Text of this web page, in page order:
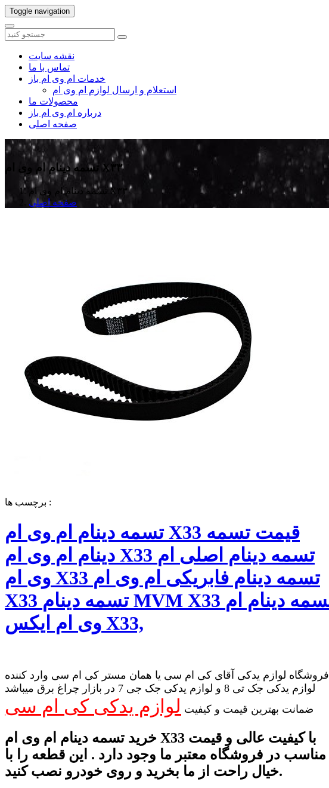
Toggle navigation
نقشه سایت
تماس با ما
خدمات ام وی ام باز
استعلام و ارسال لوازم ام وی ام
محصولات ما
درباره ام وی ام باز
صفحه اصلی
تسمه دینام ام وی ام X۳۳
تسمه دینام ام وی ام X۳۳
صفحه اصلی
برچسب ها :
تسمه دینام ام وی ام X33 قیمت تسمه
دینام ام وی ام X33 تسمه دینام اصلی ام
وی ام X33 تسمه دینام فابریکی ام وی ام
X33 تسمه دینام MVM X33 تسمه دینام ام
وی ام ایکس X33,
فروشگاه لوازم یدکی آقای کی ام سی یا همان مستر کی ام سی وارد کننده
لوازم یدکی جک تی 8 و لوازم یدکی جک جی 7 در بازار چراغ برق میباشد
ضمانت بهترین قیمت و کیفیت لوازم یدکی کی ام سی
خرید تسمه دینام ام وی ام X33 با کیفیت عالی و قیمت
مناسب در فروشگاه معتبر ما وجود دارد . این قطعه را با
خیال راحت از ما بخرید و روی خودرو نصب کنید.